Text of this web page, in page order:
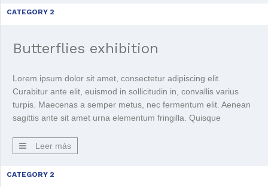
CATEGORY 2
Butterflies exhibition
Lorem ipsum dolor sit amet, consectetur adipiscing elit.
Curabitur ante elit, euismod in sollicitudin in, convallis varius
turpis. Maecenas a semper metus, nec fermentum elit. Aenean
sagittis ante sit amet urna elementum fringilla. Quisque
sodales et massa id condimentum. Sed nulla sem, rutrum id
nulla ac, sagittis tempor […]
Leer más
CATEGORY 2